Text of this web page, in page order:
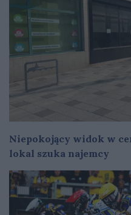
Niepokojący widok w
lokal szuka najemcy